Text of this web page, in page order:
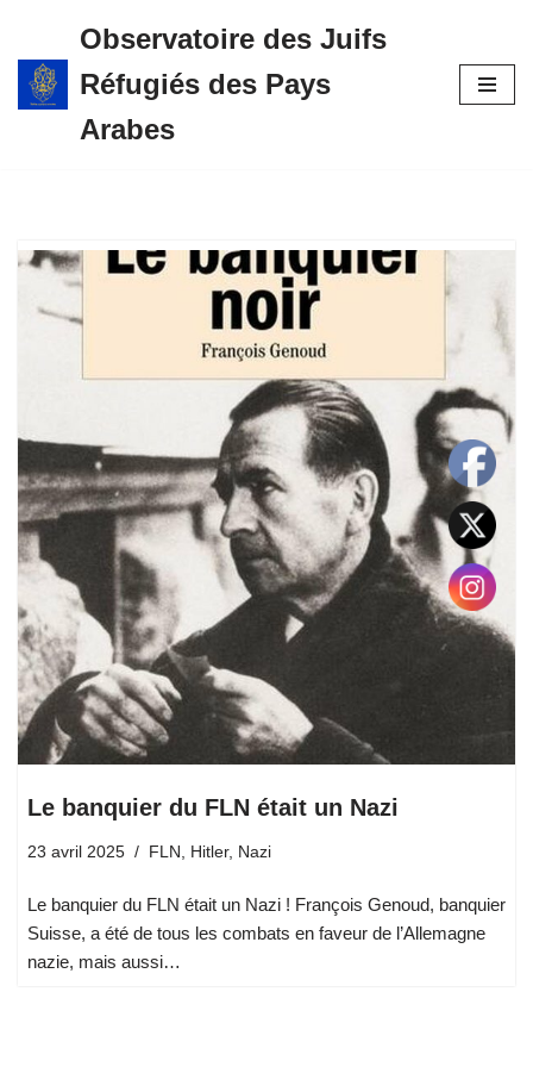
Aller
au
Observatoire des Juifs
Réfugiés des Pays
Arabes
Le banquier du FLN était un Nazi
23 avril 2025 FLN Hitler, Nazi
Le banquier du FLN était un Nazi ! François Genoud, banquier
Suisse, a été de tous les combats en faveur de l’Allemagne
nazie, mais aussi…